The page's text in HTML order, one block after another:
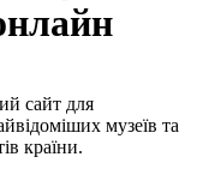
сайт для
музеїв та
країни.